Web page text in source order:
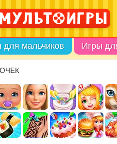
для мальчиков Игры